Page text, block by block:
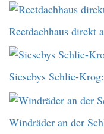
Reetdachhaus direkt
Siesebys Schlie-
Windräder an der